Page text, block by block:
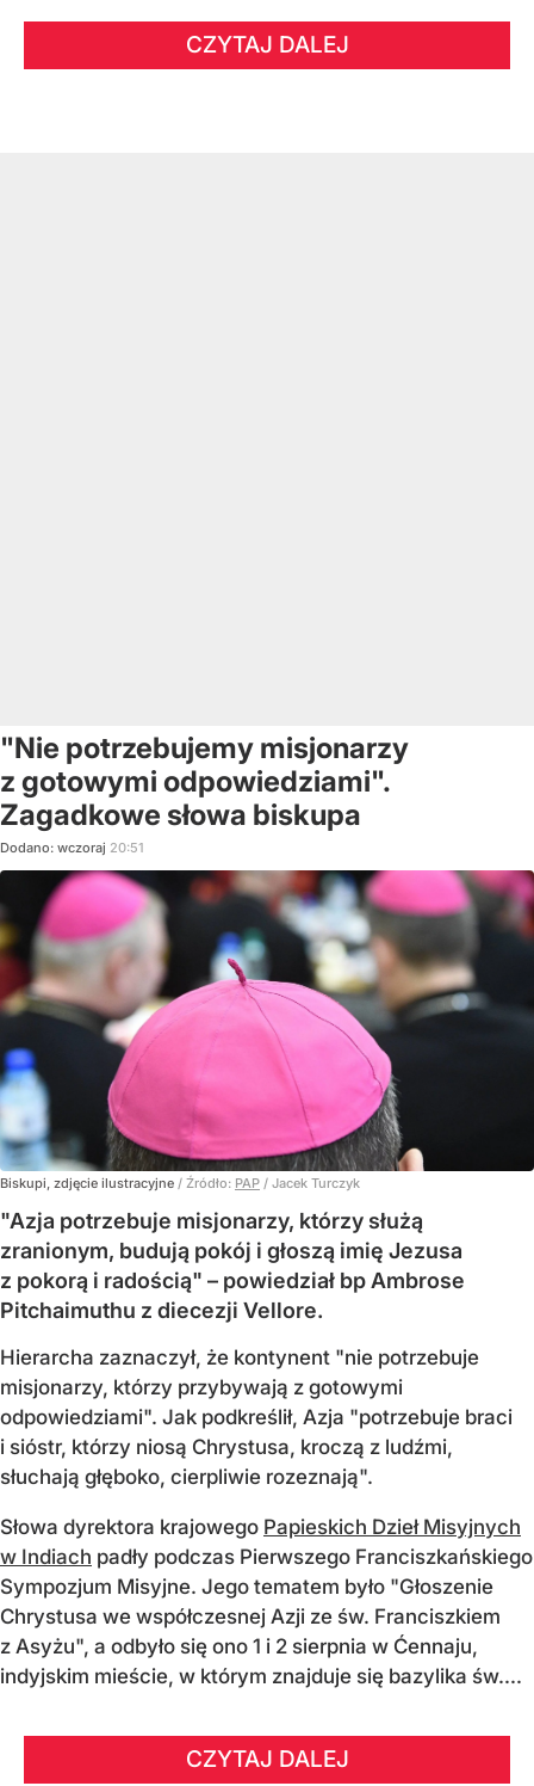
CZYTAJ DALEJ
"Nie potrzebujemy misjonarzy
z gotowymi odpowiedziami".
Zagadkowe słowa biskupa
Dodano: wczoraj 20:51
Biskupi, zdjęcie ilustracyjne / Źródło: PAP / Jacek Turczyk
"Azja potrzebuje misjonarzy, którzy służą
zranionym, budują pokój i głoszą imię Jezusa
z pokorą i radością" – powiedział bp Ambrose
Pitchaimuthu z diecezji Vellore.
Hierarcha zaznaczył, że kontynent "nie potrzebuje
misjonarzy, którzy przybywają z gotowymi
odpowiedziami". Jak podkreślił, Azja "potrzebuje braci
i sióstr, którzy niosą Chrystusa, kroczą z ludźmi,
słuchają głęboko, cierpliwie rozeznają".
Słowa dyrektora krajowego Papieskich Dzieł Misyjnych
w Indiach padły podczas Pierwszego Franciszkańskiego
Sympozjum Misyjne. Jego tematem było "Głoszenie
Chrystusa we współczesnej Azji ze św. Franciszkiem
z Asyżu", a odbyło się ono 1 i 2 sierpnia w Ćennaju,
indyjskim mieście, w którym znajduje się bazylika św....
CZYTAJ DALEJ